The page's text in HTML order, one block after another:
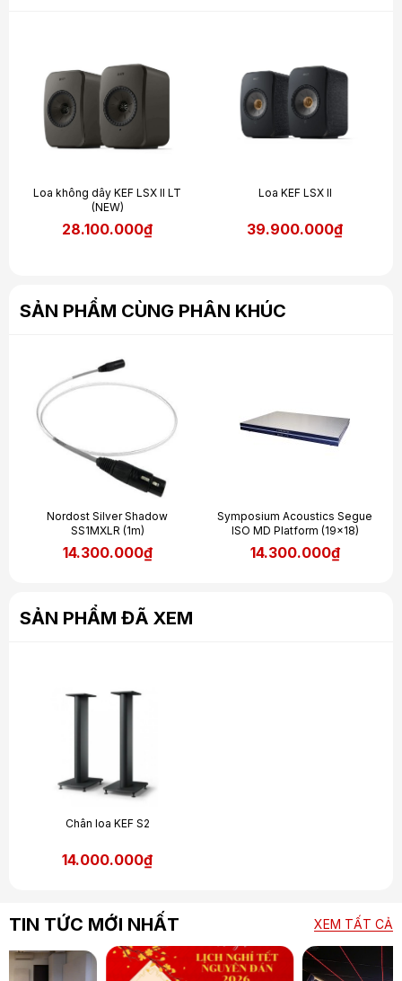
Loa không dây KEF LSX II LT
(NEW)
28.100.000₫
Loa KEF LSX II
39.900.000₫
SẢN PHẨM CÙNG PHÂN KHÚC
Nordost Silver Shadow
SS1MXLR (1m)
14.300.000₫
Symposium Acoustics Segue
ISO MD Platform (19x18)
14.300.000₫
SẢN PHẨM ĐÃ XEM
Chân loa KEF S2
14.000.000₫
TIN TỨC MỚI NHẤT XEM TẤT CẢ